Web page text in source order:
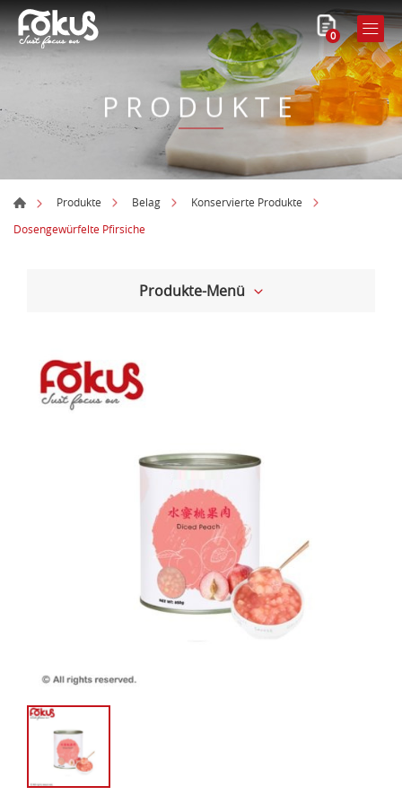
0
PRODUKTE
Produkte Belag
Konservierte Produkte
Dosengewürfelte Pfirsiche
Produkte-Menü